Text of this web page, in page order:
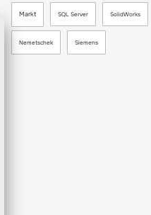
Markt SQL Server SolidWorks
Nemetschek Siemens